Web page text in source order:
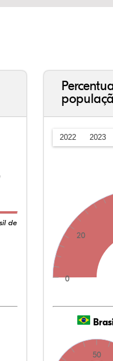
de
2022 2023
0
20
50